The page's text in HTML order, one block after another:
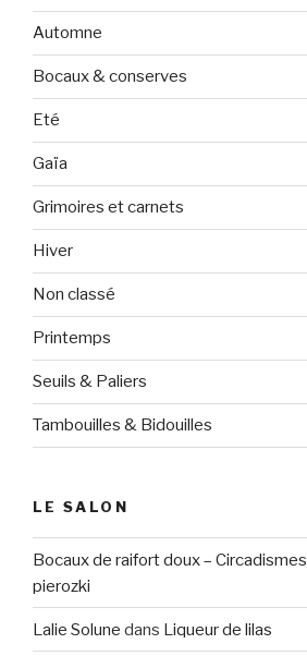
Automne
Bocaux & conserves
Eté
Gaïa
Grimoires et carnets
Hiver
Non classé
Printemps
Seuils & Paliers
Tambouilles & Bidouilles
LE SALON
Bocaux de raifort doux – Circadismes
pierozki
Lalie Solune dans Liqueur de lilas